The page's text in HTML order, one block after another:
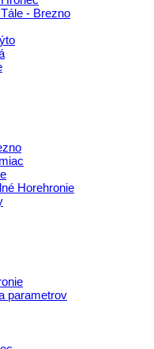
- Brezno
Horehronie
parametrov